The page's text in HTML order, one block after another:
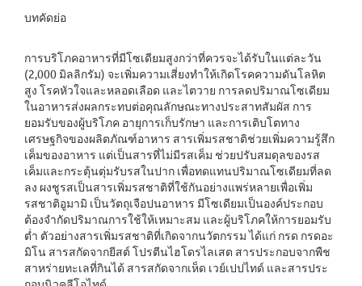
บทคัดย่อ
การบริโภคอาหารที่มีโซเดียมสูงกว่าที่ควรจะได้รับในแต่ละวัน
(2,000 มิลลิกรัม) จะเพิ่มความเสี่ยงทำให้เกิดโรคความดันโลหิต
สูง โรคหัวใจและหลอดเลือด และไตวาย การลดปริมาณโซเดียม
ในอาหารส่งผลกระทบต่อคุณลักษณะทางประสาทสัมผัส การ
ยอมรับของผู้บริโภค อายุการเก็บรักษา และการเติบโตทาง
เศรษฐกิจของผลิตภัณฑ์อาหาร สารเพิ่มรสชาติช่วยเพิ่มความรู้สึก
เค็มของอาหาร แต่เป็นสารที่ไม่มีรสเค็ม ช่วยปรับสมดุลของรส
เค็มและกระตุ้นตุ่มรับรสในปาก เพื่อทดแทนปริมาณโซเดียมที่ลด
ลง ผงชูรสเป็นสารเพิ่มรสชาติที่ใช้กันอย่างแพร่หลายเพื่อเพิ่ม
รสชาติอูมามิ เป็นวัตถุเจือปนอาหาร มีโซเดียมเป็นองค์ประกอบ
ต้องจำกัดปริมาณการใช้ให้เหมาะสม และผู้บริโภคให้การยอมรับ
ต่ำ ตัวอย่างสารเพิ่มรสชาติที่เกิดจากนวัตกรรม ได้แก่ กรด กรดอะ
มิโน สารสกัดจากยีสต์ โปรตีนไฮโดรไลเสต สารประกอบจากพืช
สาหร่ายทะเลที่กินได้ สารสกัดจากเห็ด เวย์เปปไทด์ และสารประ